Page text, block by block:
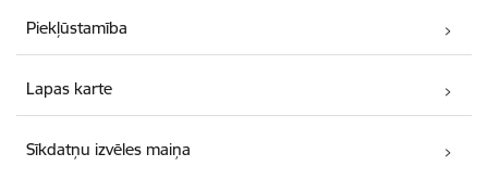
Piekļūstamība
Lapas karte
Sīkdatņu izvēles maiņa